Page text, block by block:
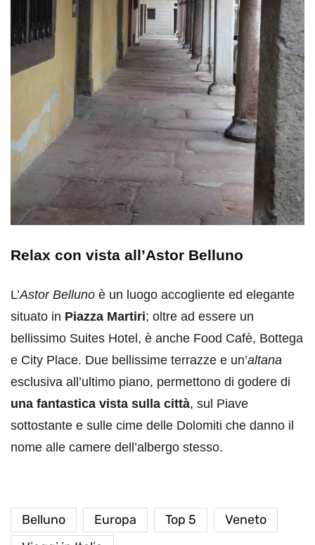
Relax con vista all’Astor Belluno
L’Astor Belluno è un luogo accogliente ed elegante
situato in Piazza Martiri; oltre ad essere un
bellissimo Suites Hotel, è anche Food Cafè, Bottega
e City Place. Due bellissime terrazze e un’altana
esclusiva all’ultimo piano, permettono di godere di
una fantastica vista sulla città, sul Piave
sottostante e sulle cime delle Dolomiti che danno il
nome alle camere dell’albergo stesso.
Belluno Europa Top 5
Veneto